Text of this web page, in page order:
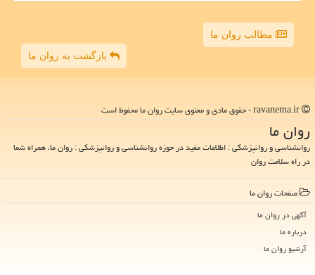
مطالب روان ما
بازگشت به روان ما
روان ما
روانشناسی و روانپزشکی : اطلاعات مفید در حوزه روانشناسی و روانپزشکی : روان ما، همراه شما
در راه سلامت روان
صفحات روان ما
آگهی در روان ما
درباره ما
آرشیو روان ما